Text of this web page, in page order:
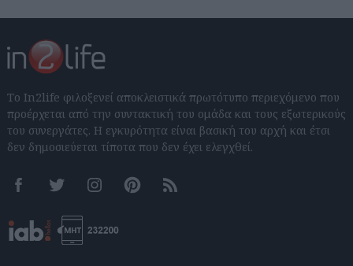
Το In2life φιλοξενεί αποκλειστικά πρωτότυπο περιεχόμενο που
προέρχεται από την συντακτική του ομάδα και τους εξωτερικούς
του συνεργάτες. Η εγκυρότητα είναι βασική του αρχή και έτσι
δεν δημοσιεύεται τίποτα που δεν έχει ελεγχθεί.
FacebookTwitter InstagramPinterestRSS feeds